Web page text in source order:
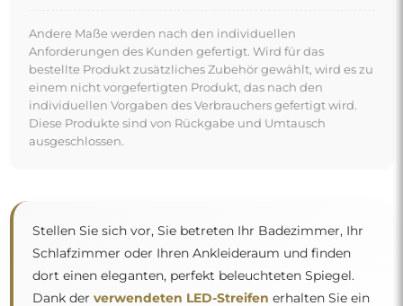
Andere Maße werden nach den individuellen
Anforderungen des Kunden gefertigt. Wird für das
bestellte Produkt zusätzliches Zubehör gewählt, wird es zu
einem nicht vorgefertigten Produkt, das nach den
individuellen Vorgaben des Verbrauchers gefertigt wird.
Diese Produkte sind von Rückgabe und Umtausch
ausgeschlossen.
Stellen Sie sich vor, Sie betreten Ihr Badezimmer, Ihr
Schlafzimmer oder Ihren Ankleideraum und finden
dort einen eleganten, perfekt beleuchteten Spiegel.
Dank der verwendeten LED-Streifen erhalten Sie ein